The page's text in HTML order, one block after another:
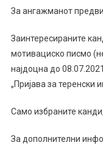
За ангажманот
Заинтересираните
мотивациско писмо
најдоцна до
„Пријава за теренски
Само избраните
За дополнителни